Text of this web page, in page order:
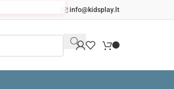
info@kidsplay.lt